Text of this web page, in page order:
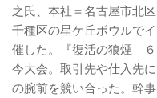
之氏、本社＝名古屋市北
千種区の星ケ丘ボウルで
催した。『復活の狼煙 ６
今大会。取引先や仕入先
の腕前を競い合った。幹